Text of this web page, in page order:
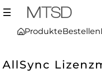
☰
ProdukteBestellen
AllSync